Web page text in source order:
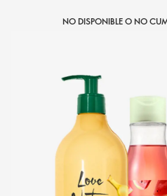
NO DISPONIBLE O NO